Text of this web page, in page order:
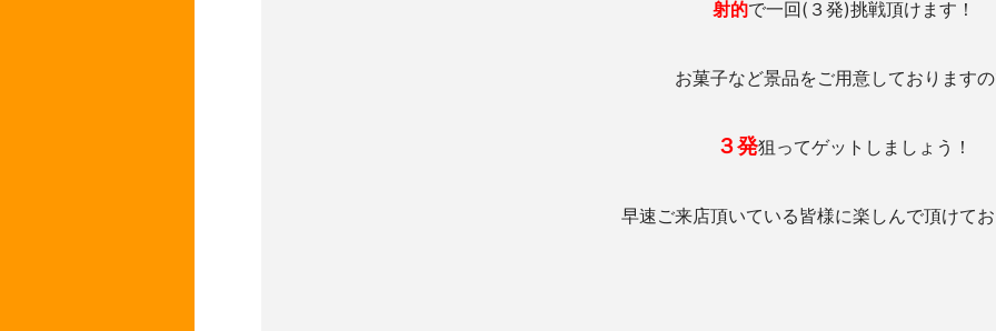
射的で一回(３発)挑戦頂けます！
お菓子など景品をご用意しております
３発狙ってゲットしましょう！
早速ご来店頂いている皆様に楽しんで頂けて